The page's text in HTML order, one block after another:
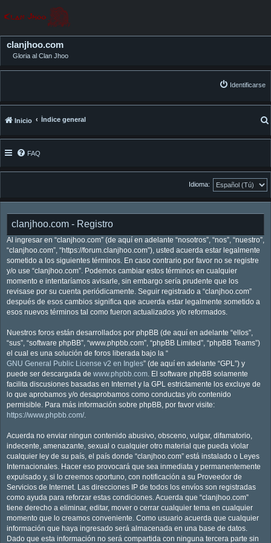
clanjhoo.com
Gloria al Clan Jhoo
Identificarse
Inicio Índice general
FAQ
Idioma:
clanjhoo.com - Registro
Al ingresar en “clanjhoo.com” (de aquí en adelante “nosotros”, “nos”, “nuestro”,
“clanjhoo.com”, “https://forum.clanjhoo.com”), usted acuerda estar legalmente
sometido a los siguientes términos. En caso contrario por favor no se registre
y/o use “clanjhoo.com”. Podemos cambiar estos términos en cualquier
momento e intentaríamos avisarle, sin embargo sería prudente que los
revisase por su cuenta periódicamente. Seguir registrado a “clanjhoo.com”
después de esos cambios significa que acuerda estar legalmente sometido a
esos nuevos términos tal como fueron actualizados y/o reformados.
Nuestros foros están desarrollados por phpBB (de aquí en adelante “ellos”,
“sus”, “software phpBB”, “www.phpbb.com”, “phpBB Limited”, “phpBB Teams”)
el cual es una solución de foros liberada bajo la “
GNU General Public License v2 en Ingles” (de aquí en adelante “GPL”) y
puede ser descargada de www.phpbb.com. El software phpBB solamente
facilita discusiones basadas en Internet y la GPL estrictamente los excluye de
lo que aprobamos y/o desaprobamos como conductas y/o contenido
permisible. Para más información sobre phpBB, por favor visite:
https://www.phpbb.com/.
Acuerda no enviar ningun contenido abusivo, obsceno, vulgar, difamatorio,
indecente, amenazante, sexual o cualquier otro material que pueda violar
cualquier ley de su país, el país donde “clanjhoo.com” está instalado o Leyes
Internacionales. Hacer eso provocará que sea inmediata y permanentemente
expulsado y, si lo creemos oportuno, con notificación a su Proveedor de
Servicios de Internet. Las direcciones IP de todos los envíos son registradas
como ayuda para reforzar estas condiciones. Acuerda que “clanjhoo.com”
tiene derecho a eliminar, editar, mover o cerrar cualquier tema en cualquier
momento que lo creamos conveniente. Como usuario acuerda que cualquier
información que haya ingresado será almacenada en una base de datos.
Dado que esta información no será compartida con ninguna tercera parte sin